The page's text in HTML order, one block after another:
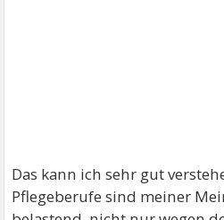
Das kann ich sehr gut
Pflegeberufe sind meiner